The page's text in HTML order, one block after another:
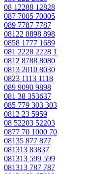
08 12288 12828
087 7005 70005
089 7787 7787
08122 8898 898
0858 1777 1689
081 2228 2228 1
0812 8788 8080
0813 2010 8030
0823 1113 1118
089 9090 9898
081 38 353637
085 779 303 303
0812 23 5959
08 52203 52203
0877 70 1000 70
08135 877 877
081313 83837
081313 599 599
081313 787 787